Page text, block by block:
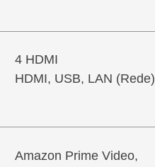
4 HDMI
HDMI, USB, LAN (Rede)
Amazon Prime Video,